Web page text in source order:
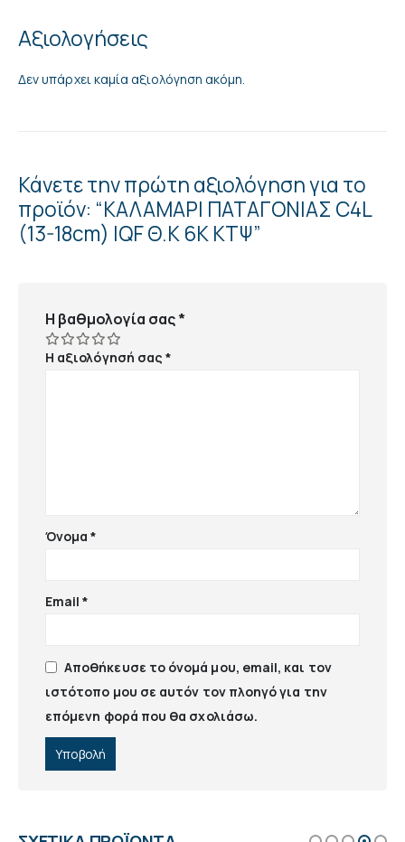
Αξιολογήσεις
Δεν υπάρχει καμία αξιολόγηση ακόμη.
Κάνετε την πρώτη αξιολόγηση για το
προϊόν: “ΚΑΛΑΜΑΡΙ ΠΑΤΑΓΟΝΙΑΣ C4L
(13-18cm) IQF Θ.Κ 6Κ ΚΤΨ”
Η βαθμολογία σας*
Η αξιολόγησή σας*
Όνομα*
Email*
Αποθήκευσε το όνομά μου, email, και τον
ιστότοπο μου σε αυτόν τον πλοηγό για την
επόμενη φορά που θα σχολιάσω.